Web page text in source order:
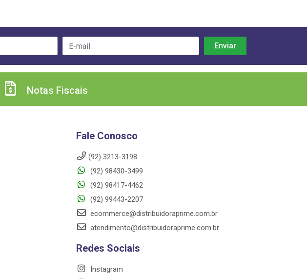
Notas Fiscais
Fale Conosco
(92) 3213-3198
(92) 98430-3499
(92) 98417-4462
(92) 99443-2207
ecommerce@distribuidoraprime.com.br
atendimento@distribuidoraprime.com.br
Redes Sociais
Instagram